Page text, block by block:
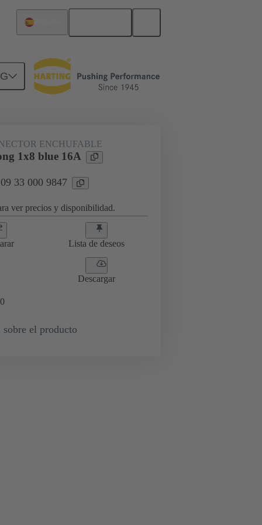
Han® ES Press 09 33 000 9847
ENCHUFABLE
1x8 blue 16A
33 000 9847
ver precios y disponibilidad.
Lista de deseos
Descargar
0
sobre el producto